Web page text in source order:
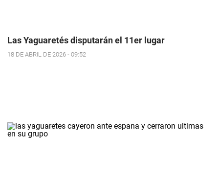
Las Yaguaretés disputarán el 11er lugar
18 DE ABRIL DE 2026 - 09:52